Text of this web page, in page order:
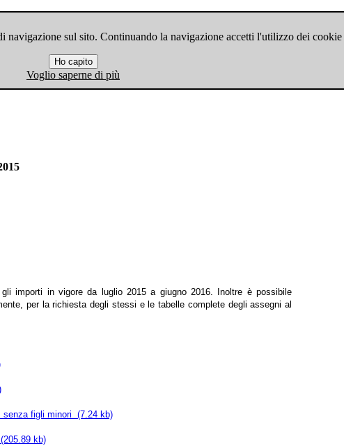
sul sito. Continuando la navigazione accetti l'utilizzo dei cookie
Ho capito
Voglio saperne di più
importi in vigore da luglio 2015 a giugno 2016. Inoltre è possibile
per la richiesta degli stessi e le tabelle complete degli assegni al
senza figli minori (7.24 kb)
kb)